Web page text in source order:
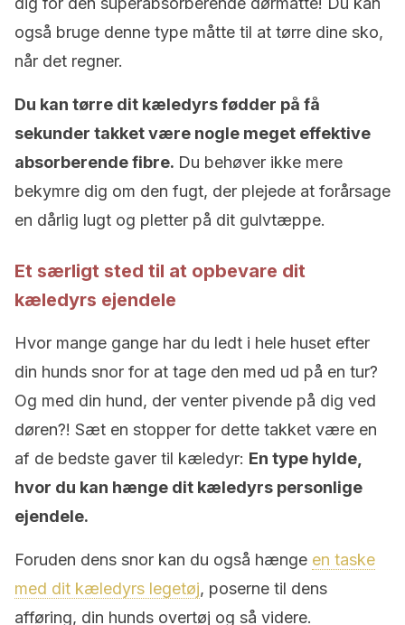
også bruge denne type måtte til at tørre dine sko,
når det regner.
Du kan tørre dit kæledyrs fødder på få
sekunder takket være nogle meget effektive
absorberende fibre. Du behøver ikke mere
bekymre dig om den fugt, der plejede at forårsage
en dårlig lugt og pletter på dit gulvtæppe.
Et særligt sted til at opbevare dit
kæledyrs ejendele
Hvor mange gange har du ledt i hele huset efter
din hunds snor for at tage den med ud på en tur?
Og med din hund, der venter pivende på dig ved
døren?! Sæt en stopper for dette takket være en
af de bedste gaver til kæledyr: En type hylde,
hvor du kan hænge dit kæledyrs personlige
ejendele.
Foruden dens snor kan du også hænge en taske
med dit kæledyrs legetøj, poserne til dens
afføring, din hunds overtøj og så videre.